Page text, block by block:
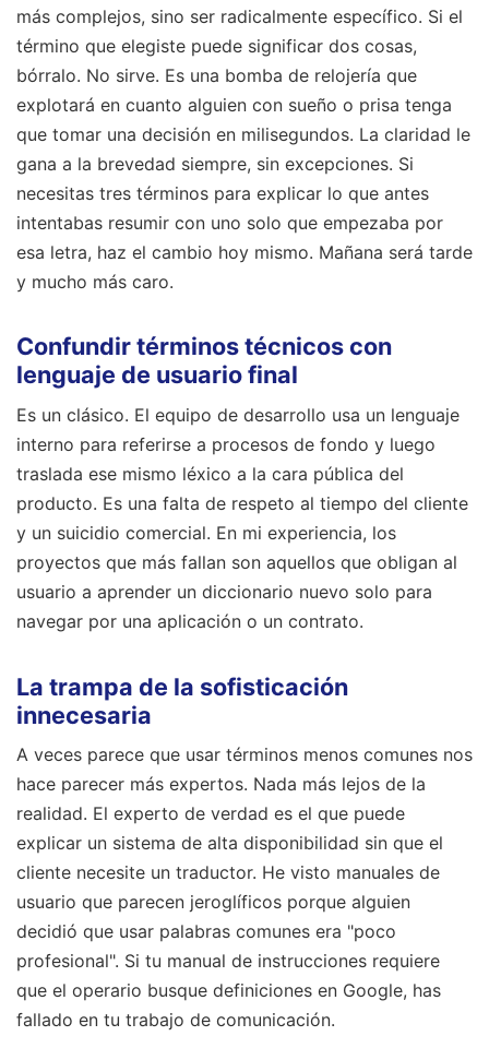
más complejos, sino ser radicalmente específico. Si el
término que elegiste puede significar dos cosas,
bórralo. No sirve. Es una bomba de relojería que
explotará en cuanto alguien con sueño o prisa tenga
que tomar una decisión en milisegundos. La claridad le
gana a la brevedad siempre, sin excepciones. Si
necesitas tres términos para explicar lo que antes
intentabas resumir con uno solo que empezaba por
esa letra, haz el cambio hoy mismo. Mañana será tarde
y mucho más caro.
Confundir términos técnicos con
lenguaje de usuario final
Es un clásico. El equipo de desarrollo usa un lenguaje
interno para referirse a procesos de fondo y luego
traslada ese mismo léxico a la cara pública del
producto. Es una falta de respeto al tiempo del cliente
y un suicidio comercial. En mi experiencia, los
proyectos que más fallan son aquellos que obligan al
usuario a aprender un diccionario nuevo solo para
navegar por una aplicación o un contrato.
La trampa de la sofisticación
innecesaria
A veces parece que usar términos menos comunes nos
hace parecer más expertos. Nada más lejos de la
realidad. El experto de verdad es el que puede
explicar un sistema de alta disponibilidad sin que el
cliente necesite un traductor. He visto manuales de
usuario que parecen jeroglíficos porque alguien
decidió que usar palabras comunes era "poco
profesional". Si tu manual de instrucciones requiere
que el operario busque definiciones en Google, has
fallado en tu trabajo de comunicación.